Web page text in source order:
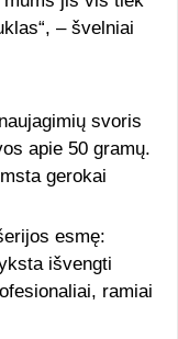
– švelniai
svoris
apie 50 gramų.
gerokai
esmę:
išvengti
ramiai